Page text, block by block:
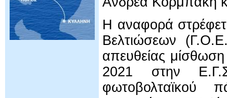
Η αναφορά
Βελτιώσεων
απευθείας
2021 στην
φωτοβολταϊκού